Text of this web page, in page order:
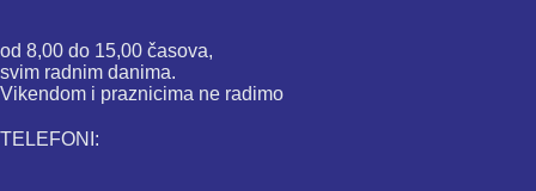
od 8,00 do 15,00 časova,
svim radnim danima.
Vikendom i praznicima ne radimo
TELEFONI: